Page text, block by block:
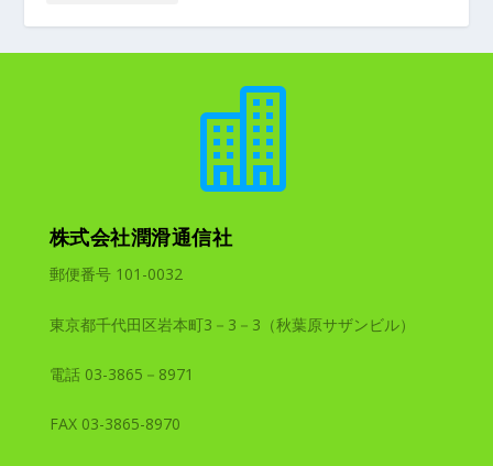

株式会社潤滑通信社
郵便番号 101-0032
東京都千代田区岩本町3－3－3（秋葉原サザンビル）
電話 03-3865－8971
FAX 03-3865-8970